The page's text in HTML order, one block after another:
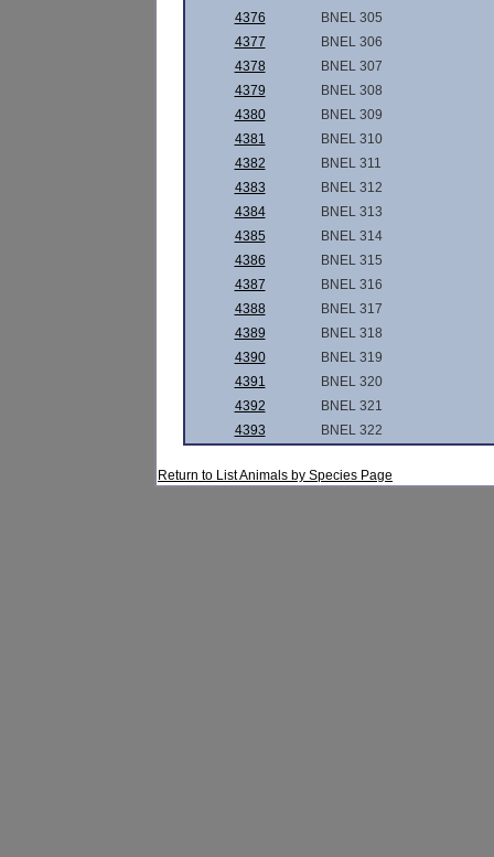
4376
BNEL 305
4377
BNEL 306
4378
BNEL 307
4379
BNEL 308
4380
BNEL 309
4381
BNEL 310
4382
BNEL 311
4383
BNEL 312
4384
BNEL 313
4385
BNEL 314
4386
BNEL 315
4387
BNEL 316
4388
BNEL 317
4389
BNEL 318
4390
BNEL 319
4391
BNEL 320
4392
BNEL 321
4393
BNEL 322
Return to List Animals by Species Page